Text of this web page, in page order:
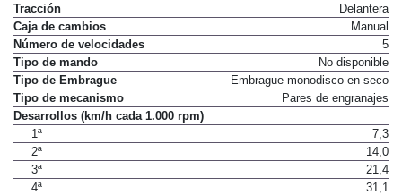
Tracción
Delantera
Caja de cambios
Manual
Número de velocidades
5
Tipo de mando
No disponible
Tipo de Embrague
Embrague monodisco en seco
Tipo de mecanismo
Pares de engranajes
Desarrollos (km/h cada 1.000 rpm)
1ª
7,3
2ª
14,0
3ª
21,4
4ª
31,1